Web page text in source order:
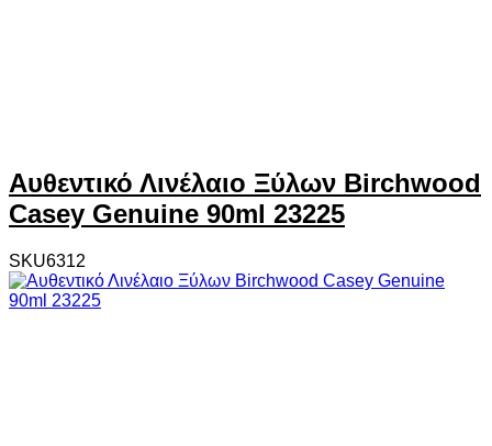
Αυθεντικό Λινέλαιο Ξύλων Birchwood
Casey Genuine 90ml 23225
SKU6312